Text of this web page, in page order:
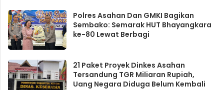
Polres Asahan Dan GMKI Bagikan
Sembako: Semarak HUT Bhayangkara
ke-80 Lewat Berbagi
21 Paket Proyek Dinkes Asahan
Tersandung TGR Miliaran Rupiah,
Uang Negara Diduga Belum Kembali